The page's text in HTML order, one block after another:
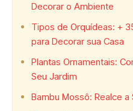
Decorar o Ambiente
Tipos de Orquídeas: +
para Decorar sua Casa
Plantas Ornamentais:
Seu Jardim
Bambu Mossô: Realce